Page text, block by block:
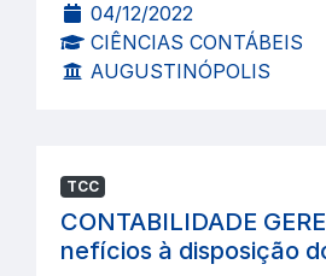
04/12/2022
CIÊNCIAS CONTÁBEIS
AUGUSTINÓPOLIS
TCC
CONTABILIDADE
nefícios à disposição